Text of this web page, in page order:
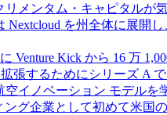
メンタム・キャピタルが
Nextcloud を州全体に展開
Venture Kick から 16 万
張するためにシリーズ A
イノベーション モデルを
グ企業として初めて米国